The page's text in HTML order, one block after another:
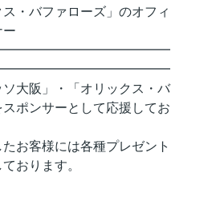
・バファローズ」のオフィ
ー
大阪」・「オリックス・バ
ポンサーとして応援してお
お客様には各種プレゼント
おります。